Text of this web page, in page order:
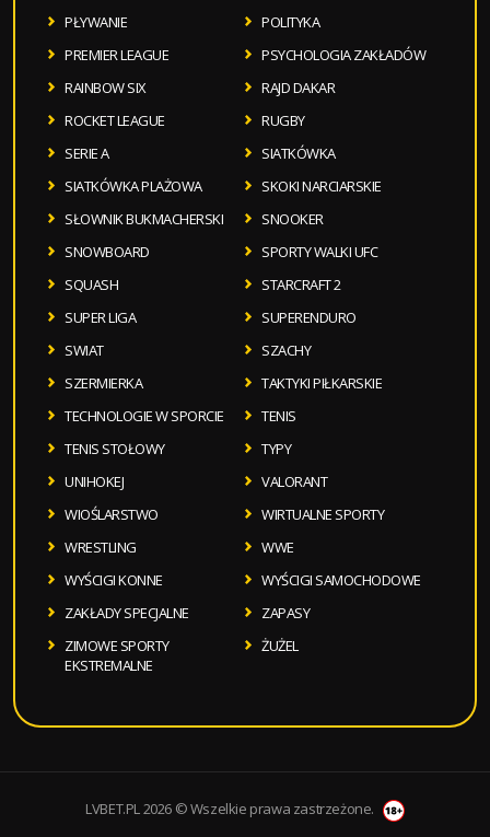
PŁYWANIE
POLITYKA
PREMIER LEAGUE
PSYCHOLOGIA ZAKŁADÓW
RAINBOW SIX
RAJD DAKAR
ROCKET LEAGUE
RUGBY
SERIE A
SIATKÓWKA
SIATKÓWKA PLAŻOWA
SKOKI NARCIARSKIE
SŁOWNIK BUKMACHERSKI
SNOOKER
SNOWBOARD
SPORTY WALKI UFC
SQUASH
STARCRAFT 2
SUPER LIGA
SUPERENDURO
SWIAT
SZACHY
SZERMIERKA
TAKTYKI PIŁKARSKIE
TECHNOLOGIE W SPORCIE
TENIS
TENIS STOŁOWY
TYPY
UNIHOKEJ
VALORANT
WIOŚLARSTWO
WIRTUALNE SPORTY
WRESTLING
WWE
WYŚCIGI KONNE
WYŚCIGI SAMOCHODOWE
ZAKŁADY SPECJALNE
ZAPASY
ZIMOWE SPORTY
EKSTREMALNE
ŻUŻEL
LVBET.PL 2026 © Wszelkie prawa zastrzeżone.